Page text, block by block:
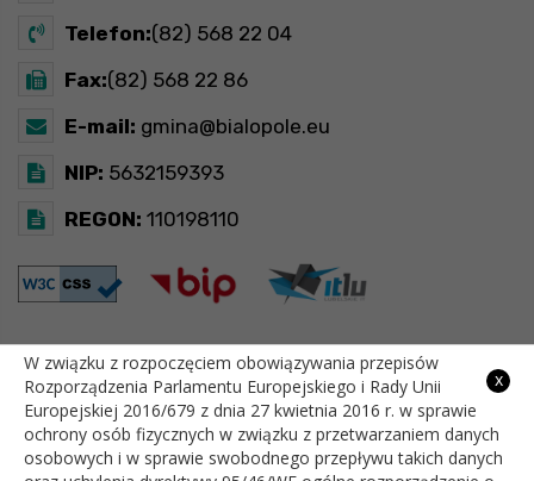
Telefon:(82) 568 22 04
Fax:(82) 568 22 86
E-mail: gmina@bialopole.eu
NIP: 5632159393
REGON: 110198110
GODZINY PRACY
Pon 7:30 - 15:30
x
W związku z rozpoczęciem obowiązywania przepisów
Rozporządzenia Parlamentu Europejskiego i Rady Unii
Europejskiej 2016/679 z dnia 27 kwietnia 2016 r. w sprawie
ochrony osób fizycznych w związku z przetwarzaniem danych
osobowych i w sprawie swobodnego przepływu takich danych